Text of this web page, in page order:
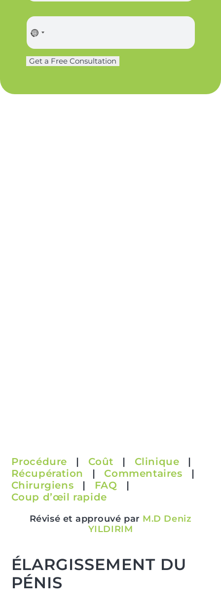
P
h
o
eGet a Free Consultation
Procédure | Coût | Clinique
|
Récupération
| Commentaires
|
Chirurgiens
| FAQ
|
Coup d’œil rapide
Révisé et approuvé par M.D Deniz
YILDIRIM
ÉLARGISSEMENT DU
PÉNIS